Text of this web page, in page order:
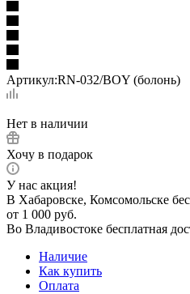
Артикул:RN-032/BOY (болонь)
Нет в наличии
Хочу в подарок
У нас акция!
В Хабаровске, Комсомольске
от 1 000 руб.
Во Владивостоке бесплатная
Наличие
Как купить
Оплата